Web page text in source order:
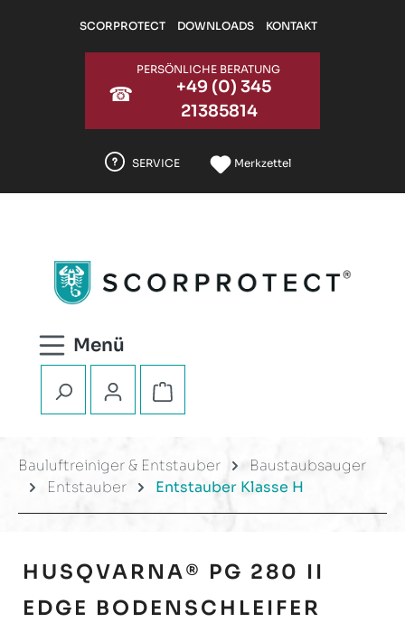
Zum Hauptinhalt springen
SCORPROTECT DOWNLOADS KONTAKT
☎
PERSÖNLICHE BERATUNG
+49 (0) 345
21385814
SERVICE Merkzettel
Warenkorb enthält 0
Bauluftreiniger & Entstauber
Baustaubsauger
Entstauber
Entstauber Klasse H
HUSQVARNA® PG 280 II
EDGE BODENSCHLEIFER